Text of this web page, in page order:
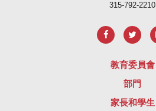
315-792-2210
教育委員會
部門
家長和學生